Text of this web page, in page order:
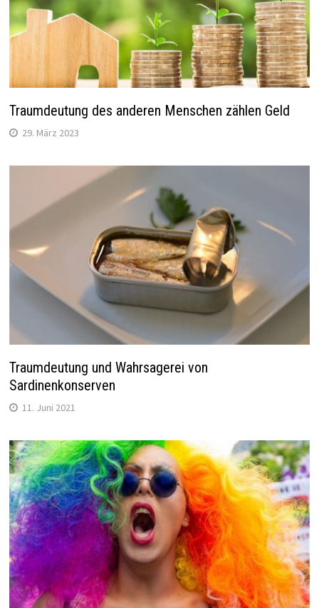
Traumdeutung des anderen Menschen zählen Geld
29. März 2023
Traumdeutung und Wahrsagerei von
Sardinenkonserven
11. Juni 2021